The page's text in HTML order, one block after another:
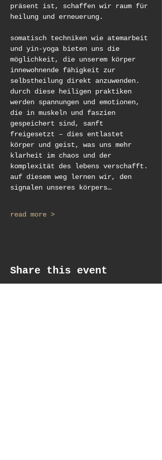
präsent ist, schaffen wir raum für
heilung und erneuerung.
somatisch techniken wie atemarbeit
und yin-yoga bieten uns die
möglichkeit, die unserem körper
innewohnende fähigkeit zur
selbstheilung direkt anzuwenden.
durch diese heiligen praktiken
werden spannungen und emotionen,
die in muskeln und faszien
gespeichert sind, sanft
freigesetzt – dies entlastet
körper und geist, was uns mehr
klarheit im chaos und der
komplexität des lebens verschafft.
auf diesem weg lernen wir, den
signalen unseres körpers…
read more >
Share this event